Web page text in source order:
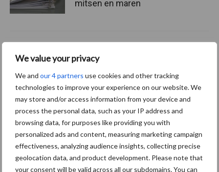
We value your privacy
We and our 4 partners use cookies and other tracking
technologies to improve your experience on our website. We
may store and/or access information from your device and
process the personal data, such as your IP address and
browsing data, for purposes like providing you with
personalized ads and content, measuring marketing campaign
effectiveness, analyzing audience insights, collecting precise
geolocation data, and product development. Please note that
your consent will be valid across all our subdomains. You can
mitsen en maren
Thema's Vakpartners
Coronavirus UVC